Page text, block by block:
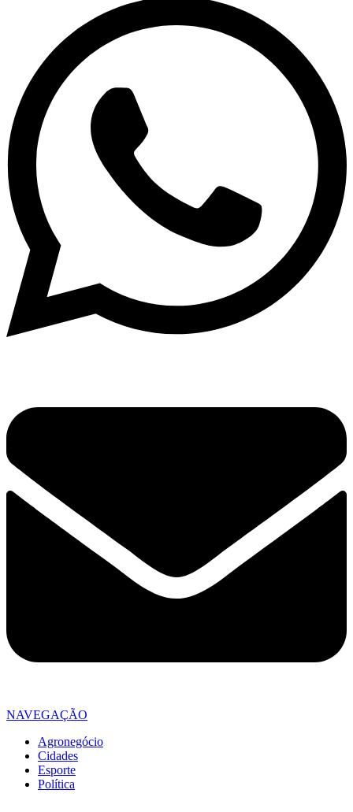
NAVEGAÇÃO
Agronegócio
Cidades
Esporte
Política